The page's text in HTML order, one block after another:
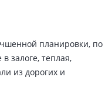
планировки, по
залоге, теплая,
из дорогих и